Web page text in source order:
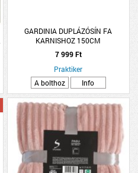
GARDINIA DUPLÁZÓSÍN FA
KARNISHOZ 150CM
7 999 Ft
Praktiker
A bolthoz
Info